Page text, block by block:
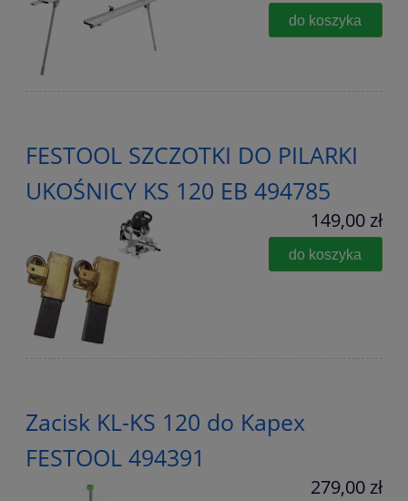
do koszyka
FESTOOL SZCZOTKI DO PILARKI
UKOŚNICY KS 120 EB 494785
149,00 zł
do koszyka
Zacisk KL-KS 120 do Kapex
FESTOOL 494391
279,00 zł